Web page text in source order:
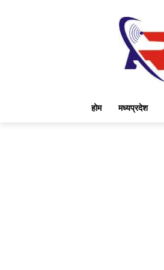
होम मध्यप्रदेश